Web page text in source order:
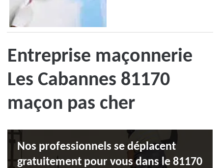
Entreprise maçonnerie
Les Cabannes 81170
maçon pas cher
Nos professionnels se déplacent
gratuitement pour vous dans le 81170